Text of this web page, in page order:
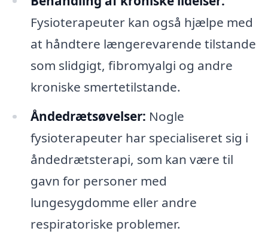
Fysioterapeuter kan også hjælpe med
at håndtere længerevarende tilstande
som slidgigt, fibromyalgi og andre
kroniske smertetilstande.
Åndedrætsøvelser: Nogle
fysioterapeuter har specialiseret sig i
åndedrætsterapi, som kan være til
gavn for personer med
lungesygdomme eller andre
respiratoriske problemer.